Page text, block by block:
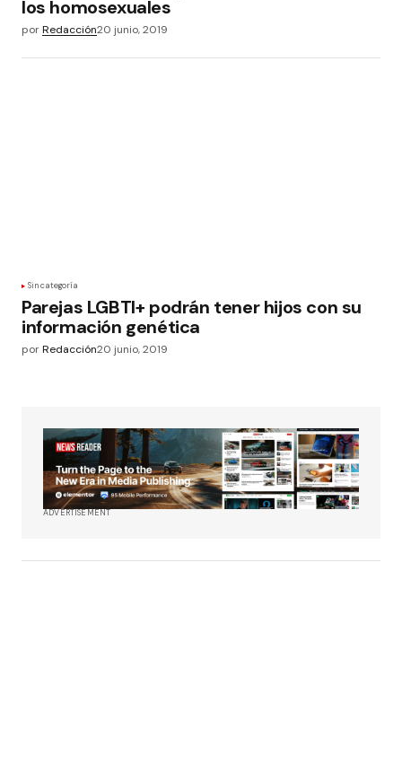
los homosexuales
porRedacción20 junio, 2019
Sin categoría
Parejas LGBTI+ podrán tener hijos con su
información genética
porRedacción20 junio, 2019
ADVERTISEMENT